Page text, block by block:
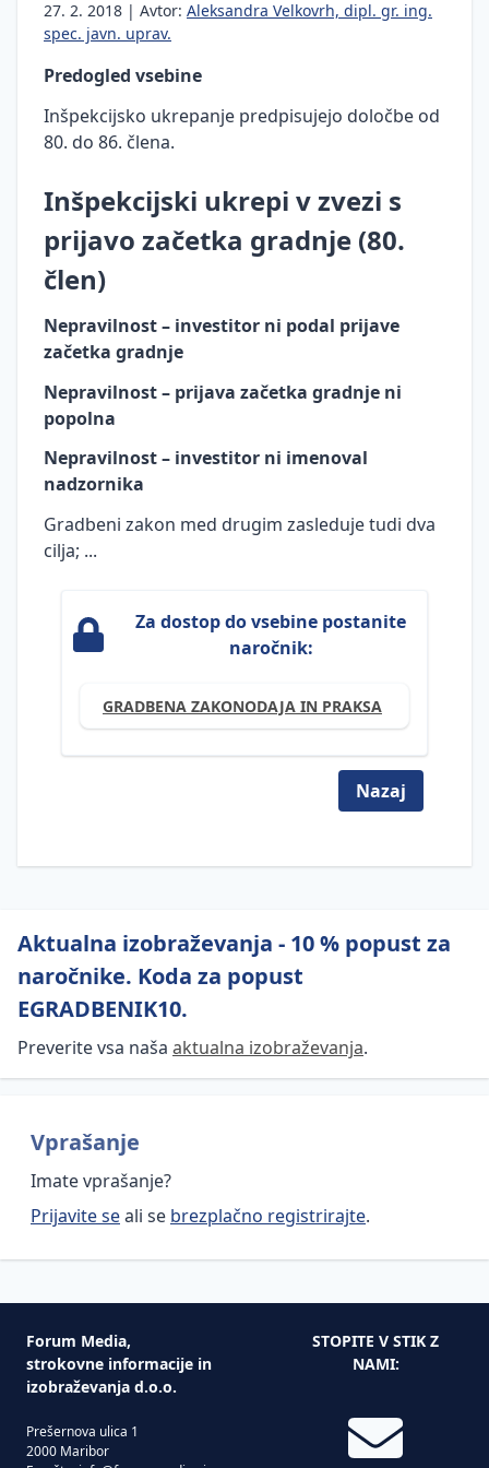
proizvodi,
materiali
graditev
Sprememba
cene in
posebne
gradbene
uzance
naročila
Gradbeni
odpadki
Gradbena
dokumentacija
in dovoljenja
Ocena
za stavbo
Postopek
legalizacije
gradnje po
Pogoji za
opravljanje
dejavnosti
Protipoplavna
gradnja
Zakon
urejanju
prostora
politika
Prostorski
sistem (PIS)
Izvajanje
posegov
v prostor
Načrtovanje,
umeščanje
Energetska
učinkovitost
Energetska
stavbe
Kako
pravilno
izberemo
definiramo
vrsto
Varnost
zdravje
delu
Gradnja in
vzdrževalna
dela
Povezave
institucij
27. 2. 2018 | Avtor: Aleksandra Velkovrh, dipl. gr. ing.
spec. javn. uprav.
Predogled vsebine
Inšpekcijsko ukrepanje predpisujejo določbe od
80. do 86. člena.
Inšpekcijski ukrepi v zvezi s
prijavo začetka gradnje (80.
člen)
Nepravilnost – investitor ni podal prijave
začetka gradnje
Nepravilnost – prijava začetka gradnje ni
popolna
Nepravilnost – investitor ni imenoval
nadzornika
Gradbeni zakon med drugim zasleduje tudi dva
cilja; ...
Za dostop do vsebine postanite
naročnik:
GRADBENA ZAKONODAJA IN PRAKSA
Nazaj
Aktualna izobraževanja - 10 % popust za
naročnike. Koda za popust
EGRADBENIK10.
Preverite vsa naša aktualna izobraževanja.
Vprašanje
Imate vprašanje?
Prijavite seali se brezplačno registrirajte.
Forum Media,
strokovne informacije in
izobraževanja d.o.o.
Prešernova ulica 1
2000 Maribor
STOPITE V STIK Z
NAMI: